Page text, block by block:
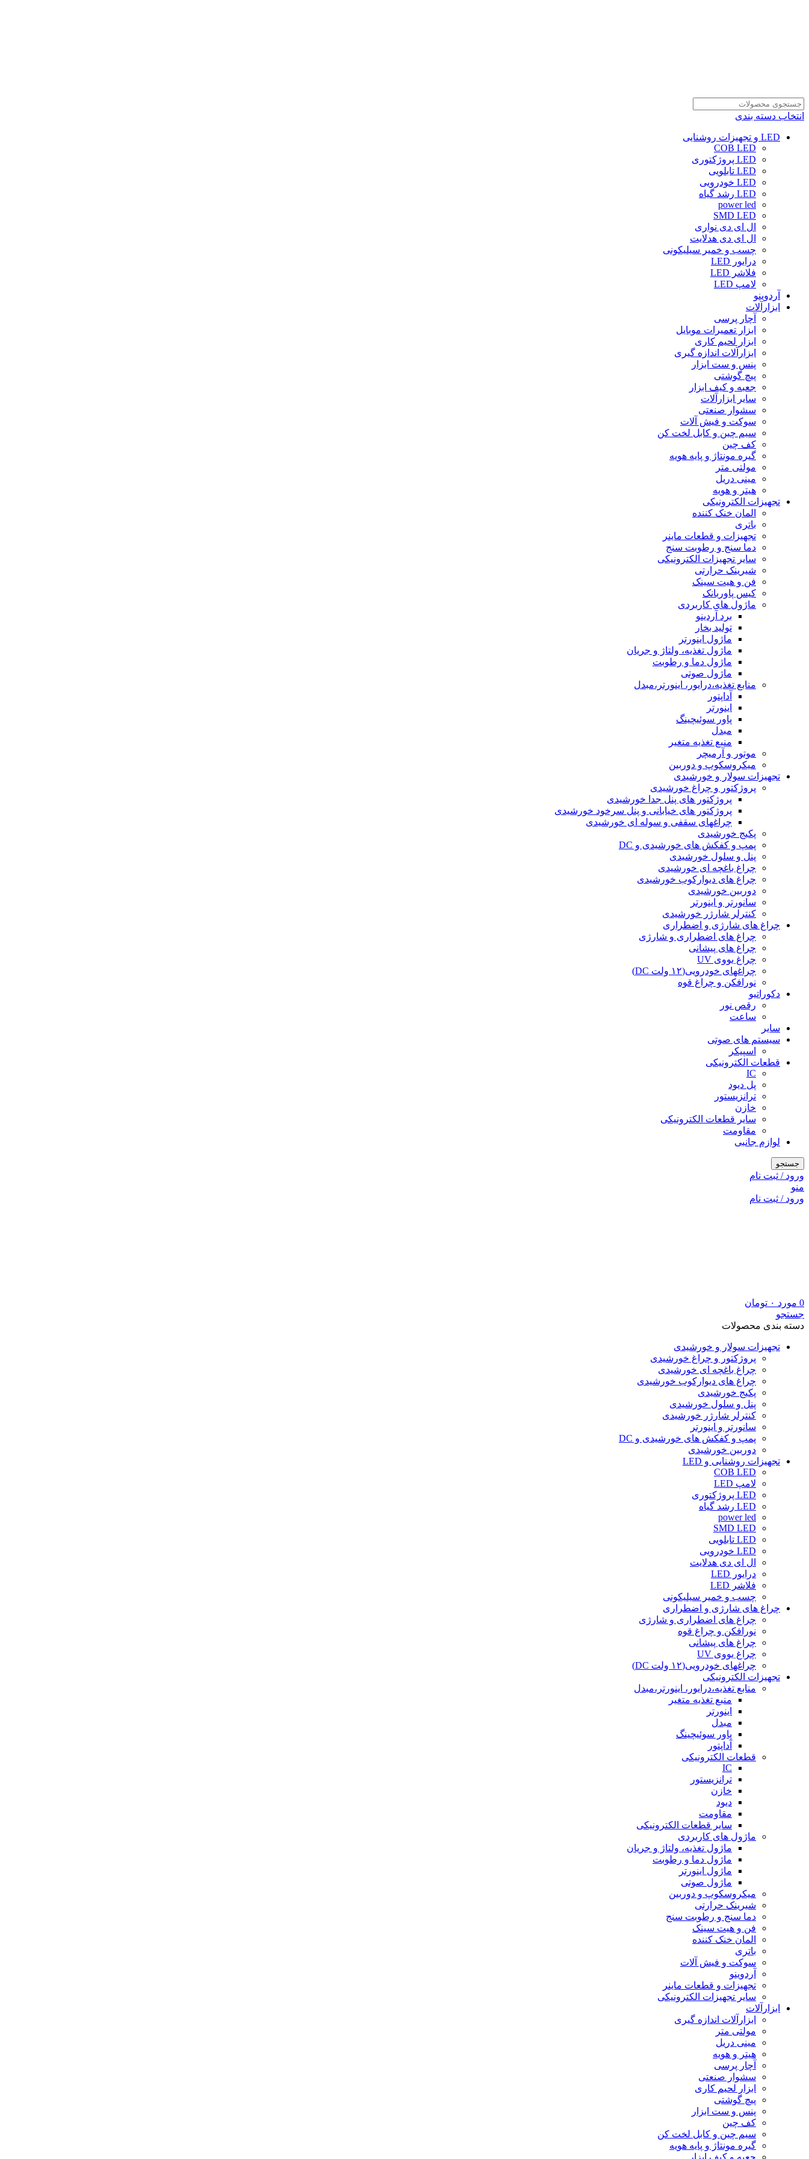
انتخاب دسته بندی
LED و تجهیزات روشنایی
COB LED
LED پروژکتوری
LED تابلویی
LED خودرویی
LED رشد گیاه
power led
SMD LED
ال ای دی نواری
ال ای دی هدلایت
چسب و خمیر سیلیکونی
درایور LED
فلاشر LED
لامپ LED
آردوینو
ابزارآلات
آچار پرسی
ابزار تعمیرات موبایل
ابزار لحیم کاری
ابزارآلات اندازه گیری
پنس و ست ابزار
پیچ گوشتی
جعبه و کیف ابزار
سایر ابزارآلات
سشوار صنعتی
سوکت و فیش آلات
سیم چین و کابل لخت کن
کف چین
گیره مونتاژ و پایه هویه
مولتی متر
مینی دریل
هیتر و هویه
تجهیزات الکترونیکی
المان خنک کننده
باتری
تجهیزات و قطعات ماینر
دما سنج و رطوبت سنج
سایر تجهیزات الکترونیکی
شیرینک حرارتی
فن و هیت سینک
کیس پاوربانک
ماژول های کاربردی
برد آردینو
تولید بخار
ماژول اینورتر
ماژول تغذیه، ولتاژ و جریان
ماژول دما و رطوبت
ماژول صوتی
منابع تغذیه،درایور، اینورتر،مبدل
آداپتور
اینورتر
پاور سوئیچینگ
مبدل
منبع تغذیه متغیر
موتور و آرمیچر
میکروسکوپ و دوربین
تجهیزات سولار و خورشیدی
پروژکتور و چراغ خورشیدی
پروژکتور های پنل جدا خورشیدی
پروژکتور های خیابانی و پنل سرخود خورشیدی
چراغهای سقفی و سوله ای خورشیدی
پکیج خورشیدی
پمپ و کفکش های خورشیدی و DC
پنل و سلول خورشیدی
چراغ باغچه ای خورشیدی
چراغ های دیوارکوب خورشیدی
دوربین خورشیدی
سانورتر و اینورتر
کنترلر شارژر خورشیدی
چراغ های شارژی و اضطراری
چراغ های اضطراری و شارژی
چراغ های پیشانی
چراغ یووی UV
چراغهای خودرویی(۱۲ ولت DC)
نورافکن و چراغ قوه
دکوراتیو
رقص نور
ساعت
سایر
سیستم های صوتی
اسپیکر
قطعات الکترونیکی
IC
پل دیود
ترانزیستور
خازن
سایر قطعات الکترونیکی
مقاومت
لوازم جانبی
جستجو
ورود / ثبت نام
منو
ورود / ثبت نام
0 مورد ۰ تومان
جستجو
دسته بندی محصولات
تجهیزات سولار و خورشیدی
پروژکتور و چراغ خورشیدی
چراغ باغچه ای خورشیدی
چراغ های دیوارکوب خورشیدی
پکیج خورشیدی
پنل و سلول خورشیدی
کنترلر شارژر خورشیدی
سانورتر و اینورتر
پمپ و کفکش های خورشیدی و DC
دوربین خورشیدی
تجهیزات روشنایی و LED
COB LED
لامپ LED
LED پروژکتوری
LED رشد گیاه
power led
SMD LED
LED تابلویی
LED خودرویی
ال ای دی هدلایت
درایور LED
فلاشر LED
چسب و خمیر سیلیکونی
چراغ های شارژی و اضطراری
چراغ های اضطراری و شارژی
نورافکن و چراغ قوه
چراغ های پیشانی
چراغ یووی UV
چراغهای خودرویی(۱۲ ولت DC)
تجهیزات الکترونیکی
منابع تغذیه،درایور، اینورتر،مبدل
منبع تغذیه متغیر
اینورتر
مبدل
پاور سوئیچینگ
آداپتور
قطعات الکترونیکی
IC
ترانزیستور
خازن
دیود
مقاومت
سایر قطعات الکترونیکی
ماژول های کاربردی
ماژول تغذیه، ولتاژ و جریان
ماژول دما و رطوبت
ماژول اینورتر
ماژول صوتی
میکروسکوپ و دوربین
شیرینک حرارتی
دما سنج و رطوبت سنج
فن و هیت سینک
المان خنک کننده
باتری
سوکت و فیش آلات
آردوینو
تجهیزات و قطعات ماینر
سایر تجهیزات الکترونیکی
ابزارآلات
ابزارآلات اندازه گیری
مولتی متر
مینی دریل
هیتر و هویه
آچار پرسی
سشوار صنعتی
ابزار لحیم کاری
پیچ گوشتی
پنس و ست ابزار
کف چین
سیم چین و کابل لخت کن
گیره مونتاژ و پایه هویه
جعبه و کیف ابزار